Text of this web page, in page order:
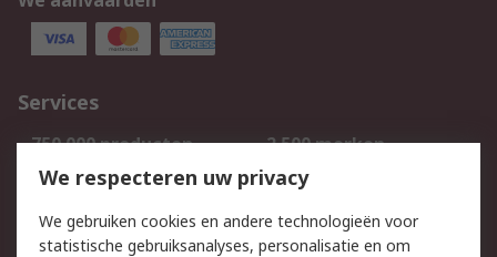
Services
750.000 producten
2.500 merken
Bestellen
Inkoopoplossingen
Track & Trace
We respecteren uw privacy
We gebruiken cookies en andere technologieën voor
statistische gebruiksanalyses, personalisatie en om